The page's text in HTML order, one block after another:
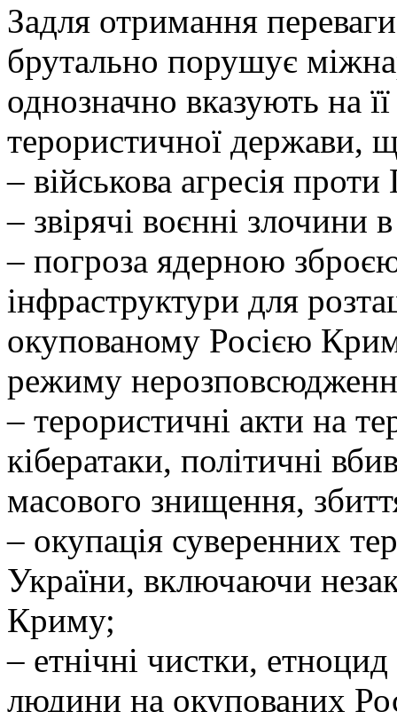
Задля отримання
брутально порушує
однозначно вказують на
терористичної держави,
– військова агресія проти
– звірячі воєнні злочини
– погроза ядерною
інфраструктури для
окупованому Росією
режиму
– терористичні акти на
кібератаки, політичні
масового знищення,
– окупація суверенних
України, включаючи
Криму;
– етнічні чистки,
людини на окупованих